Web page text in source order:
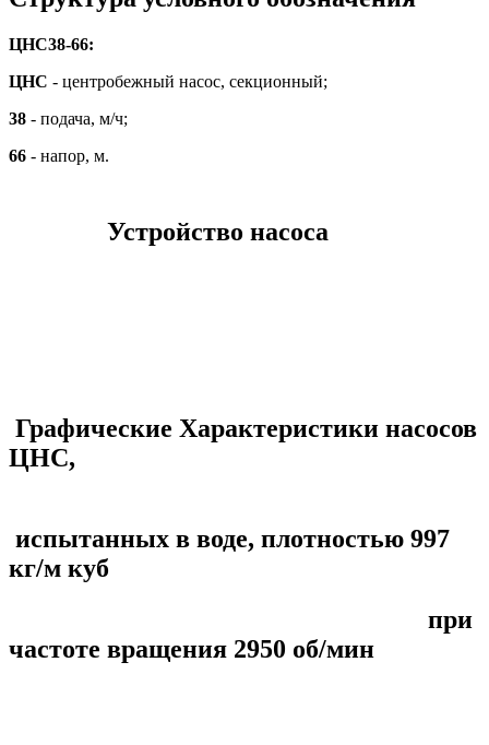
ЦНС38-66:
ЦНС - центробежный насос, секционный;
38 - подача, м/ч;
66 - напор, м.
Устройство насоса
Графические Характеристики насосов
ЦНС,
испытанных в воде, плотностью 997
кг/м куб
при
частоте вращения 2950 об/мин